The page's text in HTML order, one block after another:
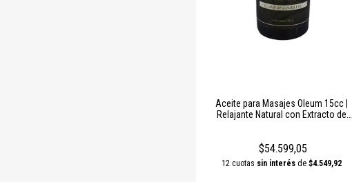
Aceite para Masajes Oleum 15cc |
Relajante Natural con Extracto de
$54.599,05
12 cuotas sin interésde $4.549,92